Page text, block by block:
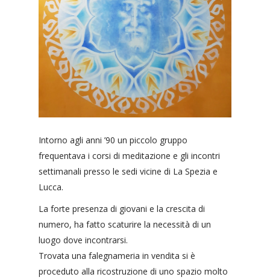
Intorno agli anni ’90 un piccolo gruppo
frequentava i corsi di meditazione e gli incontri
settimanali presso le sedi vicine di La Spezia e
Lucca.
La forte presenza di giovani e la crescita di
numero, ha fatto scaturire la necessità di un
luogo dove incontrarsi.
Trovata una falegnameria in vendita si è
proceduto alla ricostruzione di uno spazio molto